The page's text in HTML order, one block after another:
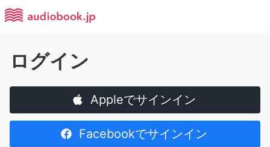
ログイン
Appleでサインイン
Facebookでサインイン